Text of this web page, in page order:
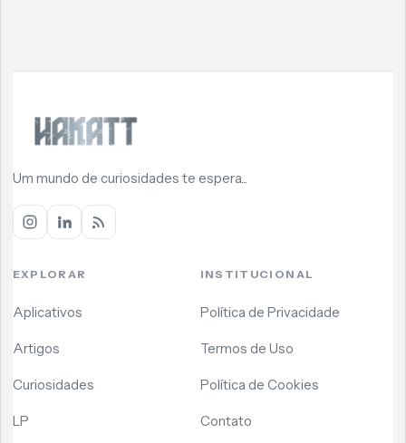
Um mundo de curiosidades te espera...
EXPLORAR
Aplicativos
Artigos
Curiosidades
LP
INSTITUCIONAL
Política de Privacidade
Termos de Uso
Política de Cookies
Contato